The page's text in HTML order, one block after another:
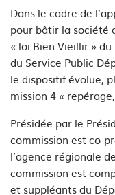
Dans le cadre de
pour bâtir la société
« loi Bien Vieillir »
du Service Public
le dispositif évolue,
mission 4 «
Présidée par le
commission est co-
l’agence régionale
commission est
et suppléants du